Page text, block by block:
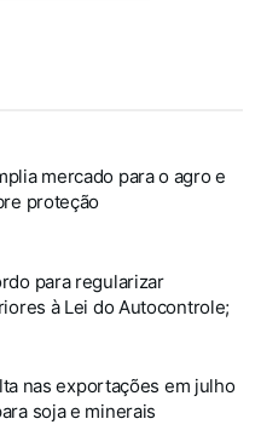
mercado para o agro e
proteção
para regularizar
à Lei do Autocontrole;
nas exportações em julho
soja e minerais